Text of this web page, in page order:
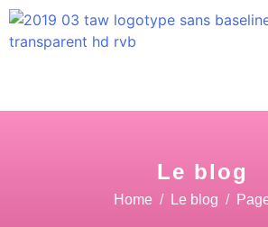
Le blog
Home Le blog